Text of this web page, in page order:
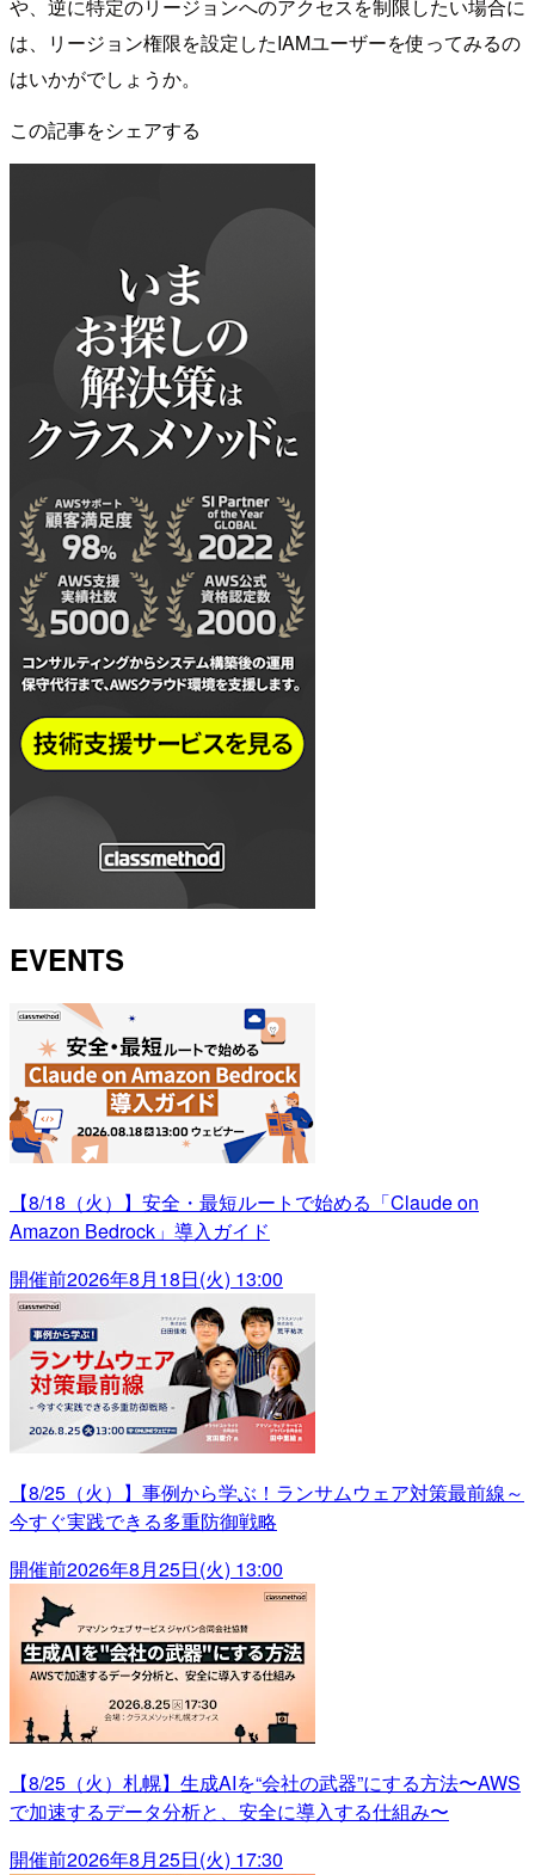
や、逆に特定のリージョンへのアクセスを制限したい場合に
は、リージョン権限を設定したIAMユーザーを使ってみるの
はいかがでしょうか。
この記事をシェアする
EVENTS
【8/18（火）】安全・最短ルートで始める「Claude on
Amazon Bedrock」導入ガイド
開催前2026年8月18日(火) 13:00
【8/25（火）】事例から学ぶ！ランサムウェア対策最前線～
今すぐ実践できる多重防御戦略
開催前2026年8月25日(火) 13:00
【8/25（火）札幌】生成AIを“会社の武器”にする方法〜AWS
で加速するデータ分析と、安全に導入する仕組み〜
開催前2026年8月25日(火) 17:30